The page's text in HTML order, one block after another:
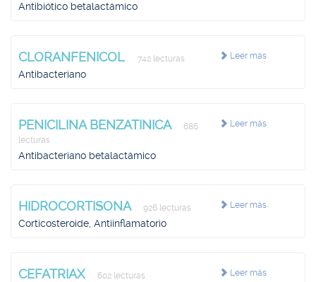
Antibiótico betalactámico
Leer más
CLORANFENICOL 742 lecturas
Antibacteriano
Leer más
PENICILINA BENZATINICA
686
lecturas
Antibacteriano betalactámico
Leer más
HIDROCORTISONA 926 lecturas
Corticosteroide, Antiinflamatorio
Leer más
CEFATRIAX 602 lecturas